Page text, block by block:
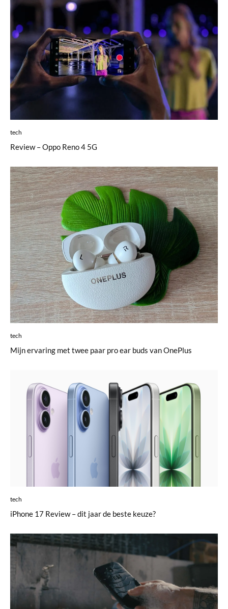
tech
Review – Oppo Reno 4 5G
tech
Mijn ervaring met twee paar pro ear buds van OnePlus
tech
iPhone 17 Review – dit jaar de beste keuze?